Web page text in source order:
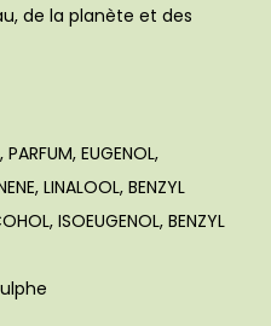
de la planète et des
EUGENOL,
LINALOOL, BENZYL
ISOEUGENOL, BENZYL